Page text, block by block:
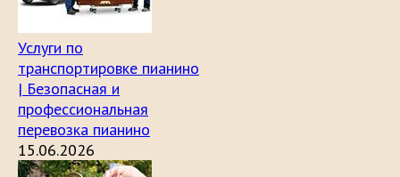
Услуги по
транспортировке пианино
| Безопасная и
профессиональная
перевозка пианино
15.06.2026